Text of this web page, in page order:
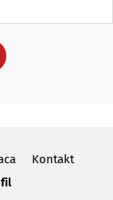
Kontakt